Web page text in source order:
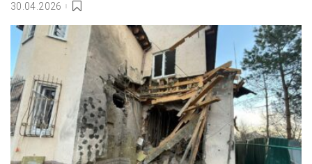
30.04.2026